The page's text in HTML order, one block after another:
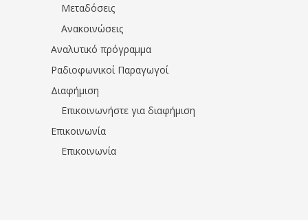
Μεταδόσεις
Ανακοινώσεις
Αναλυτικό πρόγραμμα
Ραδιοφωνικοί Παραγωγοί
Διαφήμιση
Επικοινωνήστε για διαφήμιση
Επικοινωνία
Επικοινωνία